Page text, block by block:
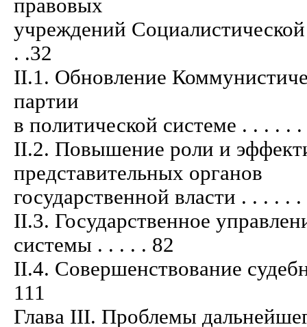
правовых
учреждений
. .32
II.1. Обновление
партии
в политической системе . . . . .
II.2. Повышение роли и
представительных органов
государственной власти . . . .
II.3. Государственное
системы . . . . . 82
II.4. Совершенствование
111
Глава III. Проблемы